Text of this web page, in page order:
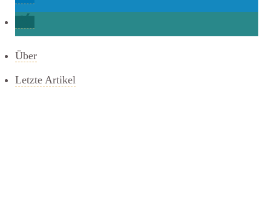
Über
Letzte Artikel